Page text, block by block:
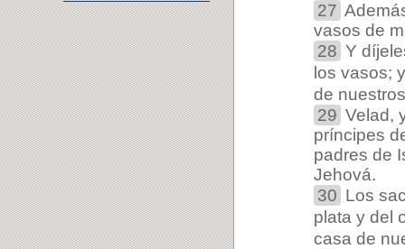
27
vasos de
28 Y
los vasos;
de
29 Velad,
príncipes
padres de
Jehová.
30 Los
plata y del
casa de